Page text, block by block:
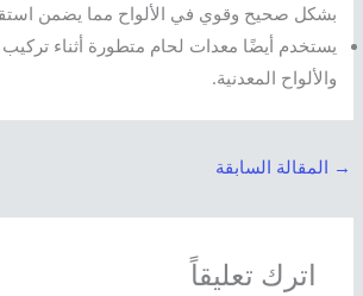
بشكل صحيح وقوي في الألواح مما يضمن
يستخدم أيضًا معدات لحام متطورة أثناء تركيب
والألواح المعدنية.
→ المقالة السابقة
اترك تعليقاً